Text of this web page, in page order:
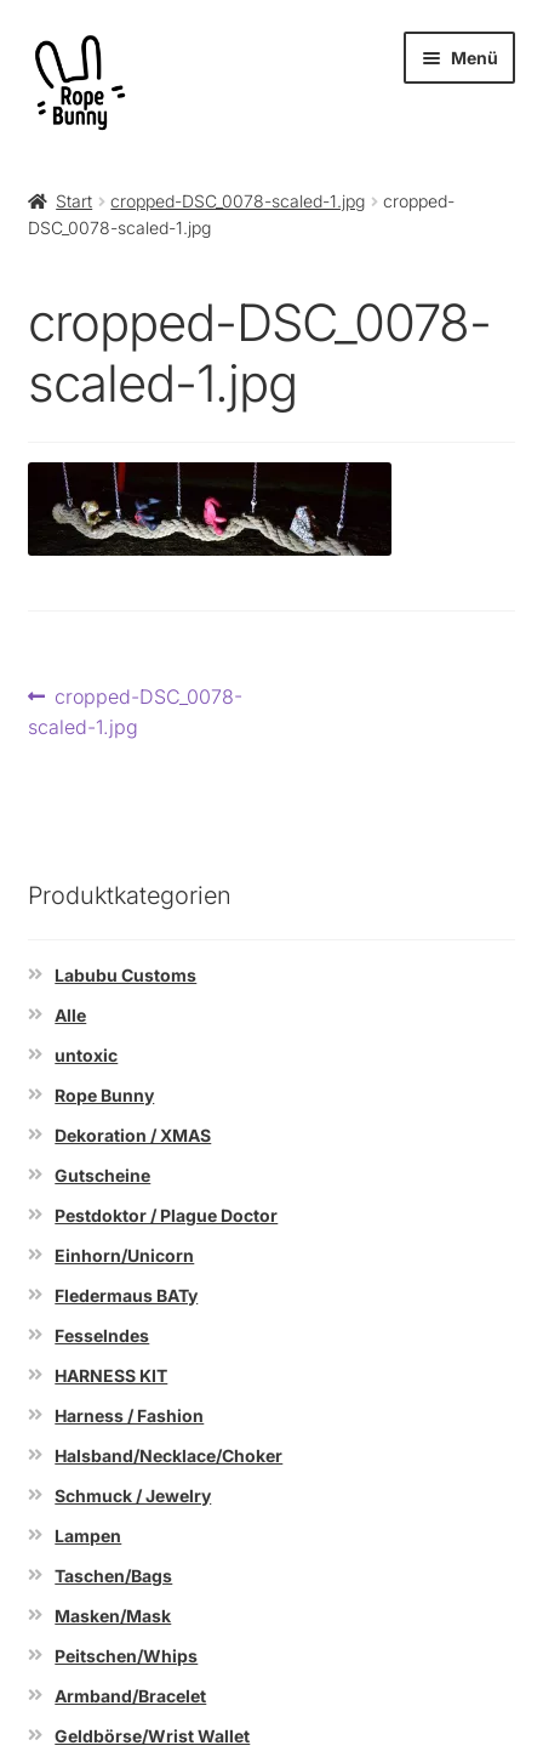
Zur
Navigation
springen
Zum
Inhalt
springen
Menü
RopeBunny
Start cropped-DSC_0078-scaled-1.jpg
cropped-
DSC_0078-scaled-1.jpg
cropped-DSC_0078-
scaled-1.jpg
Beitragsnavigation
Vorheriger
Beitrag:
cropped-DSC_0078-
scaled-1.jpg
Produktkategorien
Labubu Customs
Alle
untoxic
Rope Bunny
Dekoration / XMAS
Gutscheine
Pestdoktor / Plague Doctor
Einhorn/Unicorn
Fledermaus BATy
Fesselndes
HARNESS KIT
Harness / Fashion
Halsband/Necklace/Choker
Schmuck / Jewelry
Lampen
Taschen/Bags
Masken/Mask
Peitschen/Whips
Armband/Bracelet
Geldbörse/Wrist Wallet